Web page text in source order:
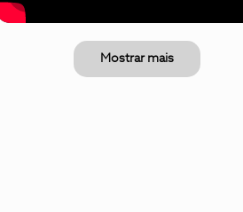
Mostrar mais